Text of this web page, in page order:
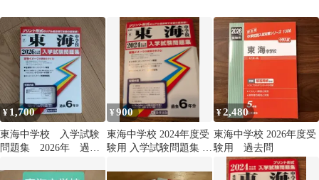
¥ 1,700
東海中学校 入学試験
問題集 2026年 過去
¥900
東海中学校 2024年度受
験用 入学試験問題集 過
¥2,480
東海中学校 2026年度受
験用 過去問